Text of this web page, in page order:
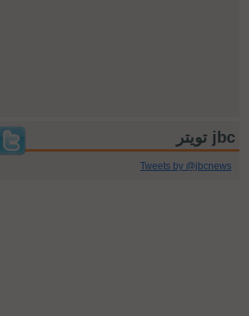
jbc تويتر
Tweets by @jbcnews